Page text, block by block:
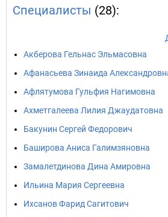
Специалисты (28):
Акберова Гельнас Эльмасовна
Афанасьева Зинаида
Афлятумова Гульфия Нагимовна
Ахметгалеева Лилия Джаудатовна
Бакунин Сергей Федорович
Баширова Аниса Галимзяновна
Замалетдинова Дина Амировна
Ильина Мария Сергеевна
Ихсанов Фарид Сагитович